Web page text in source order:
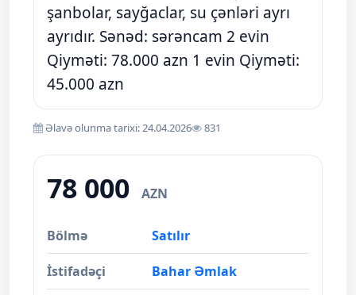
şanbolar, sayğaclar, su çənləri ayrı
ayrıdır. Sənəd: sərəncam 2 evin
Qiyməti: 78.000 azn 1 evin Qiyməti:
45.000 azn
Əlavə olunma tarixi: 24.04.2026 831
78 000 AZN
Bölmə Satılır
İstifadəçi Bahar Əmlak